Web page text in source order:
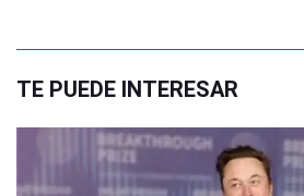
TE PUEDE INTERESAR